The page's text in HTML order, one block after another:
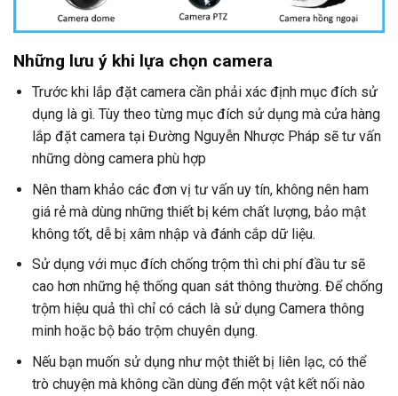
Những lưu ý khi lựa chọn camera
Trước khi lắp đặt camera cần phải xác định mục đích sử
dụng là gì. Tùy theo từng mục đích sử dụng mà cửa hàng
lắp đặt camera tại Đường Nguyễn Nhược Pháp sẽ tư vấn
những dòng camera phù hợp
Nên tham khảo các đơn vị tư vấn uy tín, không nên ham
giá rẻ mà dùng những thiết bị kém chất lượng, bảo mật
không tốt, dễ bị xâm nhập và đánh cắp dữ liệu.
Sử dụng với mục đích chống trộm thì chi phí đầu tư sẽ
cao hơn những hệ thống quan sát thông thường. Để chống
trộm hiệu quả thì chỉ có cách là sử dụng Camera thông
minh hoặc bộ báo trộm chuyên dụng.
Nếu bạn muốn sử dụng như một thiết bị liên lạc, có thể
trò chuyện mà không cần dùng đến một vật kết nối nào